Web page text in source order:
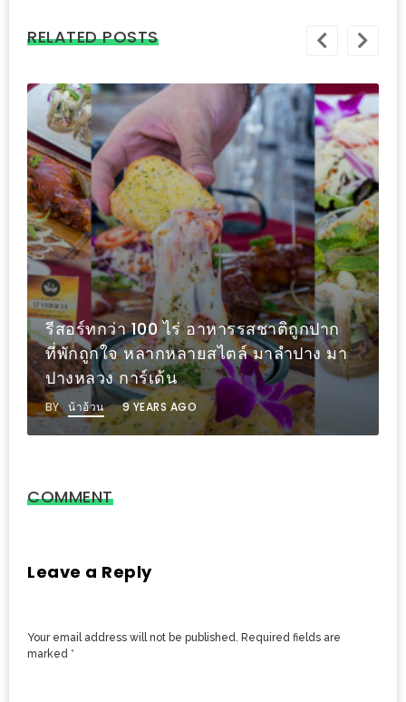
และ
ที่
เดียว
ครบ
ที่
งาน
LEO
PRESENTS
PINGFAI
FESTIVAL
3
อาหาร
ญี่ปุ่น
ระดับ
พรีเมียม
สุ
หมู
โร
RELATED POSTS
รีสอร์ทกว่า 100 ไร่ อาหารรสชาติถูกปาก
ที่พักถูกใจ หลากหลายสไตล์ มาลำปาง มา
ปางหลวง การ์เด้น
BY น้าอ้วน 9 YEARS AGO
COMMENT
Leave a Reply
Your email address will not be published. Required fields are
marked *